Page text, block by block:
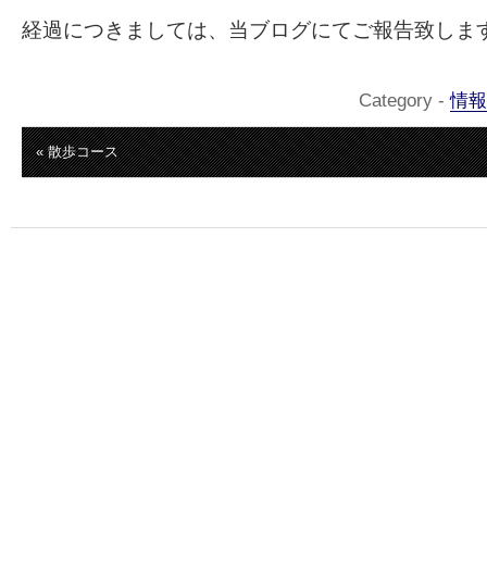
経過につきましては、当ブログにてご報告致しま
Category -情報
« 散歩コース